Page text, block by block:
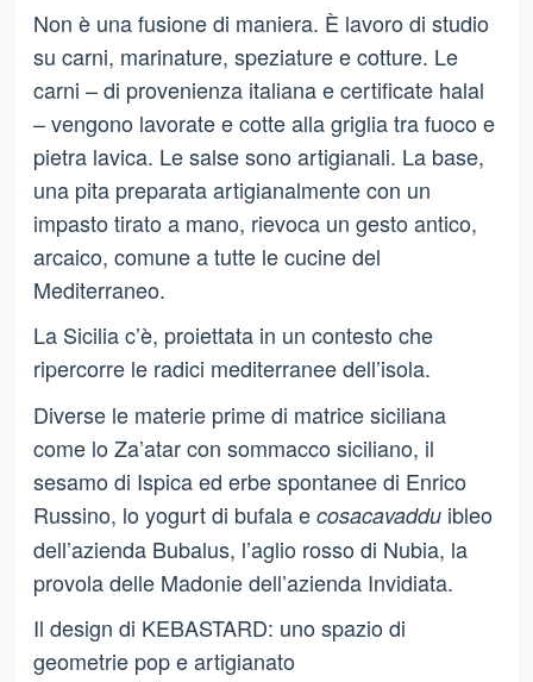
Non è una fusione di maniera. È lavoro di studio
su carni, marinature, speziature e cotture. Le
carni – di provenienza italiana e certificate halal
– vengono lavorate e cotte alla griglia tra fuoco e
pietra lavica. Le salse sono artigianali. La base,
una pita preparata artigianalmente con un
impasto tirato a mano, rievoca un gesto antico,
arcaico, comune a tutte le cucine del
Mediterraneo.
La Sicilia c’è, proiettata in un contesto che
ripercorre le radici mediterranee dell’isola.
Diverse le materie prime di matrice siciliana
come lo Za’atar con sommacco siciliano, il
sesamo di Ispica ed erbe spontanee di Enrico
Russino, lo yogurt di bufala e cosacavadduibleo
dell’azienda Bubalus, l’aglio rosso di Nubia, la
provola delle Madonie dell’azienda Invidiata.
Il design di KEBASTARD: uno spazio di
geometrie pop e artigianato